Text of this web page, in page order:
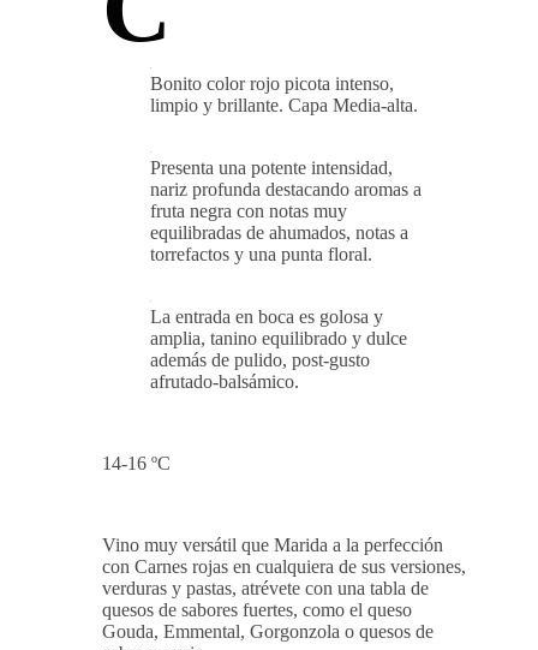
Bonito color rojo picota intenso,
limpio y brillante. Capa Media-alta.
Presenta una potente intensidad,
nariz profunda destacando aromas a
fruta negra con notas muy
equilibradas de ahumados, notas a
torrefactos y una punta floral.
La entrada en boca es golosa y
amplia, tanino equilibrado y dulce
además de pulido, post-gusto
afrutado-balsámico.
14-16 ºC
Vino muy versátil que Marida a la perfección
con Carnes rojas en cualquiera de sus versiones,
verduras y pastas, atrévete con una tabla de
quesos de sabores fuertes, como el queso
Gouda, Emmental, Gorgonzola o quesos de